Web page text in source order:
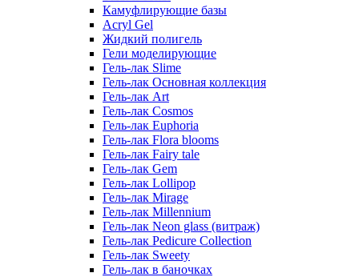
Камуфлирующие базы
Acryl Gel
Жидкий полигель
Гели моделирующие
Гель-лак Slime
Гель-лак Основная коллекция
Гель-лак Art
Гель-лак Cosmos
Гель-лак Euphoria
Гель-лак Flora blooms
Гель-лак Fairy tale
Гель-лак Gem
Гель-лак Lollipop
Гель-лак Mirage
Гель-лак Millennium
Гель-лак Neon glass (витраж)
Гель-лак Pedicure Collection
Гель-лак Sweety
Гель-лак в баночках